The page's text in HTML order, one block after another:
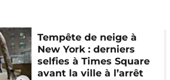
Tempête de neige à
New York : derniers
selfies à Times Square
avant la ville à l’arrêt